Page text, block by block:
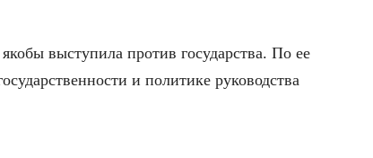
выступила против государства. По ее
и политике руководства